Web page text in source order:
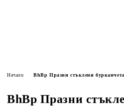
Начало BhBp Празни стъклени бурканчета
BhBp Празни